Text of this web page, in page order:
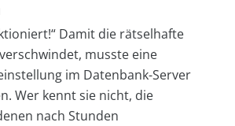
Damit die rätselhafte
musste eine
im Datenbank-Server
Wer kennt sie nicht, die
nach Stunden